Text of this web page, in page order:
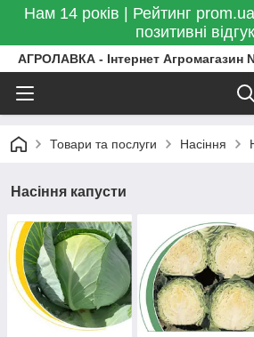
Нам 14 років | Рейтинг
позитивні
АГРОЛАВКА - Інтернет Агромагазин
Товари та послуги Насіння
Насіння капусти